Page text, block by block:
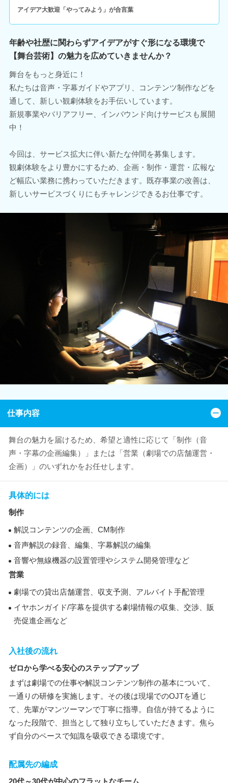
アイデア大歓迎「やってみよう」が合言葉
年齢や社歴に関わらずアイデアがすぐ形になる環境で
【舞台芸術】の魅力を広めていきませんか？
舞台をもっと身近に！
私たちは音声・字幕ガイドやアプリ、コンテンツ制作などを
通して、新しい観劇体験をお手伝いしています。
新規事業やバリアフリー、インバウンド向けサービスも展開
中！
今回は、サービス拡大に伴い新たな仲間を募集します。
観劇体験をより豊かにするため、企画・制作・運営・広報な
ど幅広い業務に携わっていただきます。既存事業の改善は、
新しいサービスづくりにもチャレンジできるお仕事です。
仕事内容
舞台の魅力を届けるため、希望と適性に応じて「制作（音
声・字幕の企画編集）」または「営業（劇場での店舗運営・
企画）」のいずれかをお任せします。
具体的には
制作
解説コンテンツの企画、CM制作
音声解説の録音、編集、字幕解説の編集
音響や無線機器の設置管理やシステム開発管理など
営業
劇場での貸出店舗運営、収支予測、アルバイト手配管理
イヤホンガイド/字幕を提供する劇場情報の収集、交渉、販
売促進企画など
入社後の流れ
ゼロから学べる安心のステップアップ
まずは劇場での仕事や解説コンテンツ制作の基本について、
一通りの研修を実施します。その後は現場でのOJTを通じ
て、先輩がマンツーマンで丁寧に指導。自信が持てるように
なった段階で、担当として独り立ちしていただきます。焦ら
ず自分のペースで知識を吸収できる環境です。
配属先の編成
20代～30代が中心のフラットなチーム